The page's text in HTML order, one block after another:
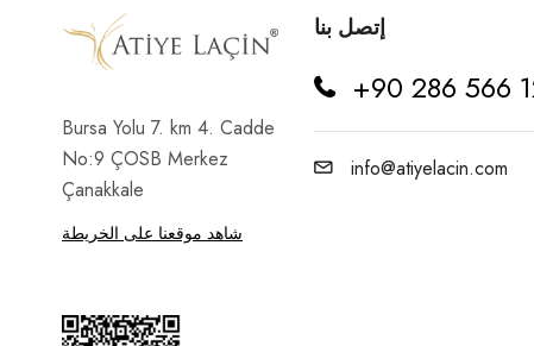
حليب
خوخ
سفرجل
طحين
عنب
Bursa Yolu 7. km 4. Cadde
No:9 ÇOSB Merkez
Çanakkale
شاهد موقعنا على الخريطة
إتصل بنا
+90 286 566
info@atiyelacin.com